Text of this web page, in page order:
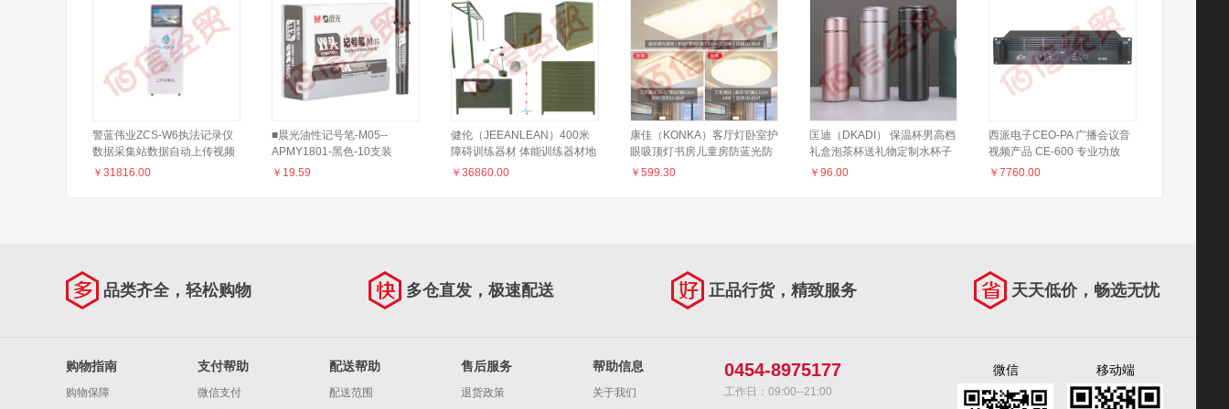
警蓝伟业ZCS-W6执法记录仪
数据采集站数据自动上传视频
工作站（25口）8T
￥ 31816.00
■晨光油性记号笔-M05--
APMY1801-黑色-10支装
￥ 19.59
健伦（JEEANLEAN）400米
障碍训练器材 体能训练器材地
埋式400米障碍 整套不含壕沟
￥ 36860.00
康佳（KONKA）客厅灯卧室护
眼吸顶灯书房儿童房防蓝光防
频闪led 2室1厅
￥ 599.30
匡迪（DKADI） 保温杯男高档
礼盒泡茶杯送礼物定制水杯子
车载 皓月银450ml
￥ 96.00
西派电子CEO-PA 广播会议音
视频产品 CE-600 专业功放
￥ 7760.00
品类齐全，轻松购物 多仓直发，极速配送 正品行货，精致服务 天天低价，畅选无忧
购物指南
购物保障
支付帮助
微信支付
配送帮助
配送范围
售后服务
退货政策
帮助信息
关于我们
0454-8975177
工作日：09:00--21:00
微信 移动端